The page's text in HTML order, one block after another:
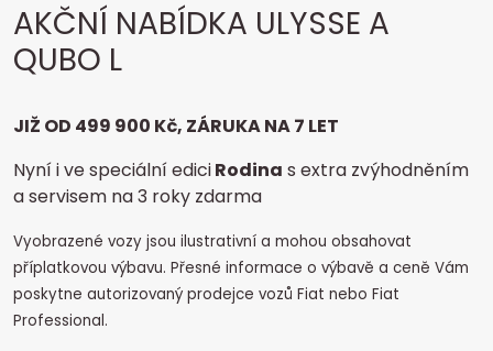
AKČNÍ NABÍDKA ULYSSE A
QUBO L
JIŽ OD 499 900 Kč, ZÁRUKA NA 7 LET
Nyní i ve speciální ediciRodina s extra zvýhodněním
a servisem na 3 roky zdarma
Vyobrazené vozy jsou ilustrativní a mohou obsahovat
příplatkovou výbavu. Přesné informace o výbavě a ceně Vám
poskytne autorizovaný prodejce vozů Fiat nebo Fiat
Professional.